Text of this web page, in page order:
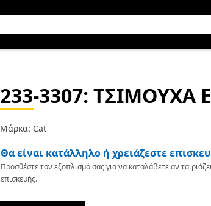
233-3307: ΤΣΙΜΟΥΧΑ
Μάρκα: Cat
Θα είναι κατάλληλο ή χρειάζεστε
Προσθέστε τον εξοπλισμό σας για να καταλάβετε αν
επισκευής.